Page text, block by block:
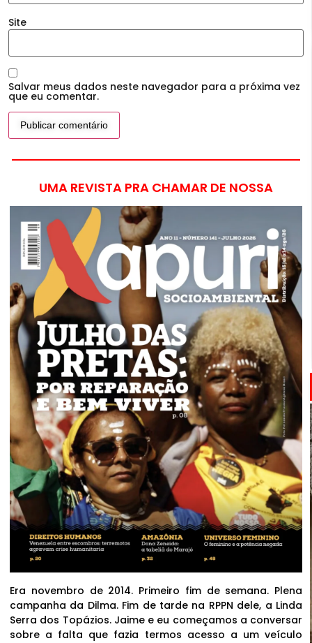
Site
Salvar meus dados neste navegador para a próxima vez
que eu comentar.
UMA REVISTA PRA CHAMAR DE NOSSA
Era novembro de 2014. Primeiro fim de semana. Plena
campanha da Dilma. Fim de tarde na RPPN dele, a Linda
Serra dos Topázios. Jaime e eu começamos a conversar
sobre a falta que fazia termos acesso a um veículo